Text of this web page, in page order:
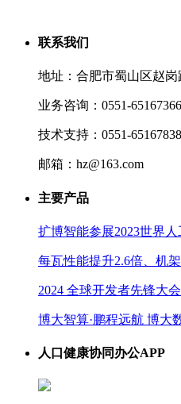
联系我们
地址：合肥市蜀山区赵岗
业务咨询：0551-65167366
技术支持：0551-65167838
邮箱：hz@163.com
主要产品
扩博智能参展2023世界
每瓦性能提升2.6倍、机
2024 全球开发者先锋大
博大智算·鹏程远航 博大
人口健康协同办公APP